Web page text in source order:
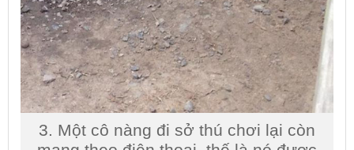
3. Một cô nàng đi sở thú chơi lại còn